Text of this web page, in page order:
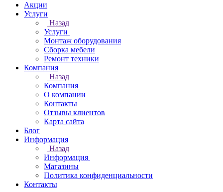
Акции
Услуги
Назад
Услуги
Монтаж оборудования
Сборка мебели
Ремонт техники
Компания
Назад
Компания
О компании
Контакты
Отзывы клиентов
Карта сайта
Блог
Информация
Назад
Информация
Магазины
Политика конфиденциальности
Контакты